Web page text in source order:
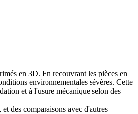
en 3D. En recouvrant les pièces en
environnementales sévères. Cette
et à l'usure mécanique selon des
des comparaisons avec d'autres